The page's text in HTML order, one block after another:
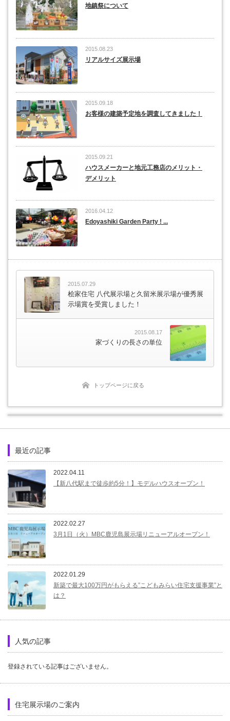
地鎮祭について
2015.08.23
リアルサイズ展示場
2015.09.18
お客様の建築予定地を調査してきました！
2015.09.21
ハウスメーカーと地元工務店のメリット・
デメリット
2016.04.12
Edoyashiki Garden Party ! ...
2015.07.29
桧家住宅 八代展示場と久留米展示場が優秀展
示場賞を受賞しました！
2015.08.17
家づくりの長さの単位
トップページに戻る
最近の記事
2022.04.11
【新八代駅まで徒歩約5分！】モデルハウスオープン！
2022.02.27
3月1日（火）MBC鹿児島展示場リニューアルオープン！
2022.01.29
新築で最大100万円がもらえる”こどもみらい住宅支援事業”と
は？
人気の記事
登録されている記事はございません。
住宅展示場のご案内